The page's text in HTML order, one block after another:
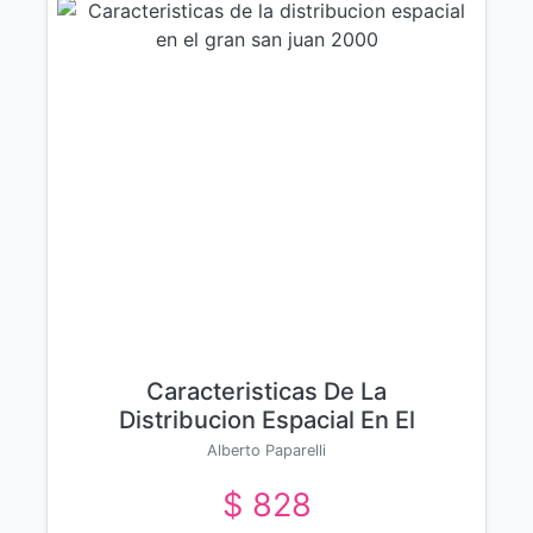
Caracteristicas De La
Distribucion Espacial En El
Gran San Juan 2000
Alberto Paparelli
$ 828